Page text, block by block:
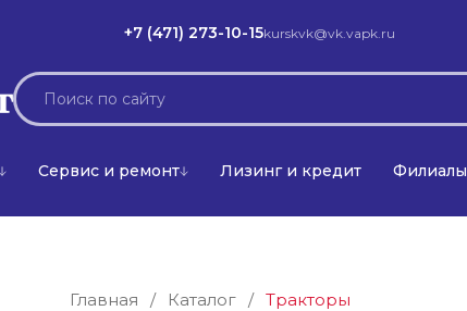
+7 (471) 273-10-15kurskvk@vk.vapk.ru
Сервис и ремонт Лизинг и кредит Филиалы
Главная / Каталог / Тракторы